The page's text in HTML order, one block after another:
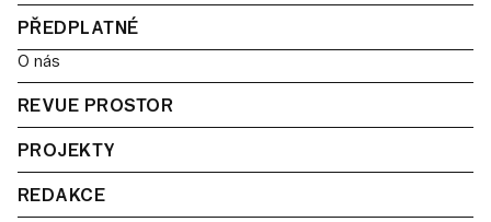
PŘEDPLATNÉ
O nás
REVUE PROSTOR
PROJEKTY
REDAKCE